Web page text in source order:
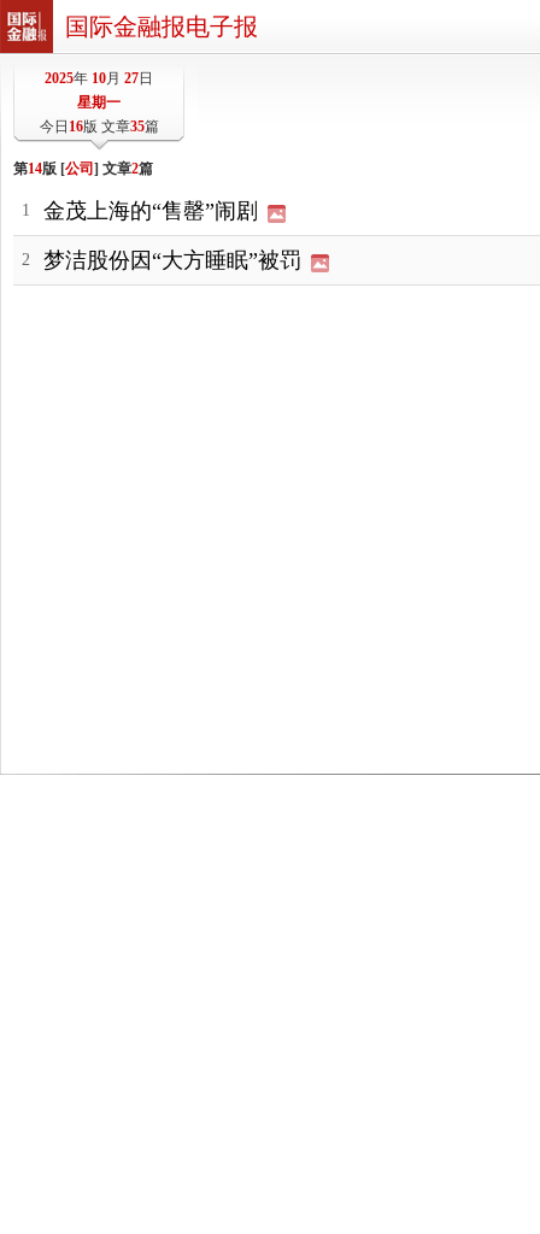
国际金融报电子报
2025年 10月 27日
星期一
今日 16版 文章35篇
第14版 [公司 ] 文章2篇
1 金茂上海的“售罄”闹剧
2 梦洁股份因“大方睡眠”被罚